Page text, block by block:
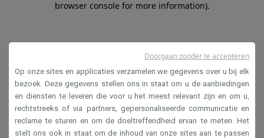
browser console for more information).
Op onze sites en applicaties verzamelen we gegevens over u bij elk
bezoek. Deze gegevens stellen ons in staat om u de aanbiedingen
en diensten te leveren die voor u het meest relevant zijn en om u,
rechtstreeks of via partners, gepersonaliseerde communicatie en
reclame te sturen en om de doeltreffendheid ervan te meten. Het
stelt ons ook in staat om de inhoud van onze sites aan te passen
Doorgaan zonder te accepteren